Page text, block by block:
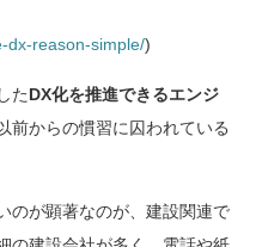
dx-reason-simple/)
たDX化を推進できるエンジ
前からの慣習に囚われている
のが顕著なのが、建設関連で